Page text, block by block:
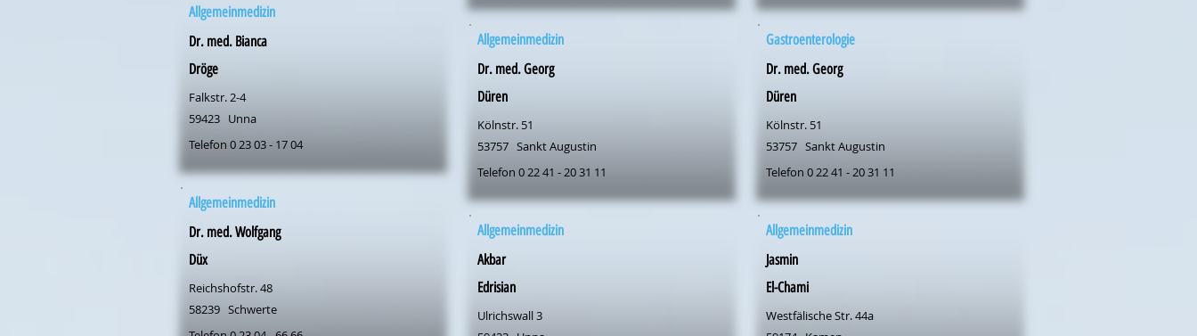
Allgemeinmedizin
Dr. med. Bianca
Dröge
Falkstr. 2-4
59423 Unna
Telefon 0 23 03 - 17 04
Allgemeinmedizin
Dr. med. Wolfgang
Düx
Reichshofstr. 48
58239 Schwerte
Allgemeinmedizin
Dr. med. Georg
Düren
Kölnstr. 51
53757 Sankt Augustin
Telefon 0 22 41 - 20 31 11
Allgemeinmedizin
Akbar
Edrisian
Ulrichswall 3
Gastroenterologie
Dr. med. Georg
Düren
Kölnstr. 51
53757 Sankt Augustin
Telefon 0 22 41 - 20 31 11
Allgemeinmedizin
Jasmin
El-Chami
Westfälische Str. 44a